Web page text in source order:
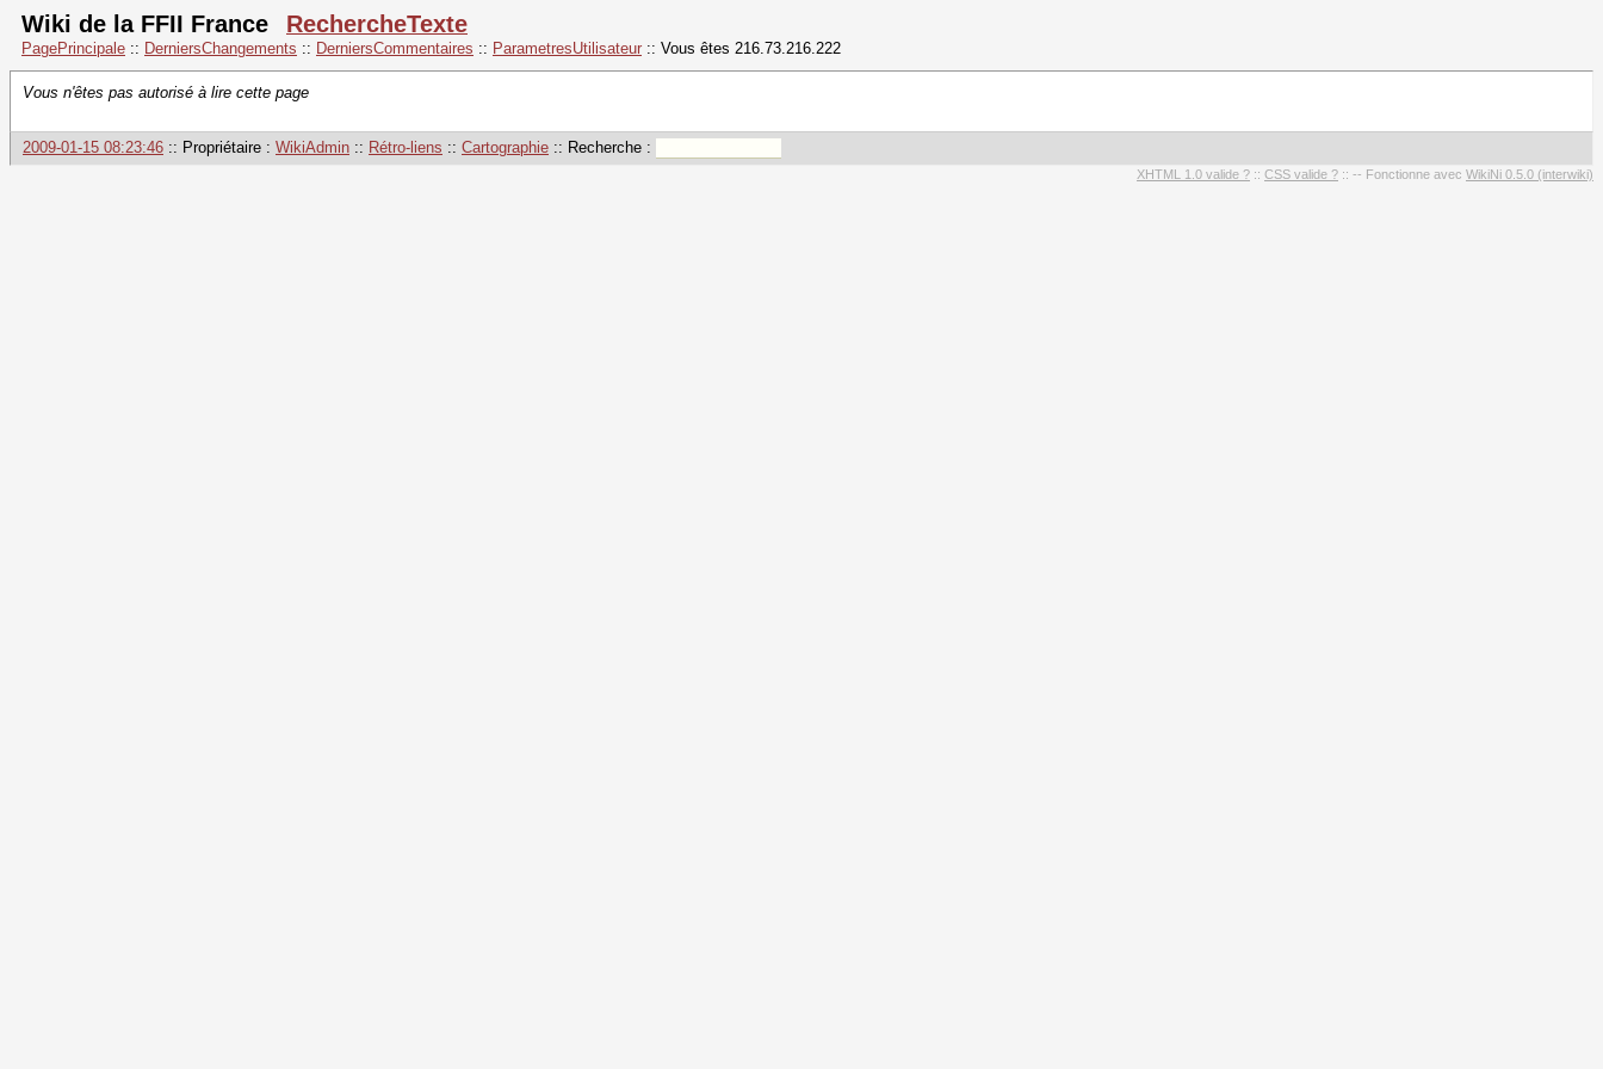
Wiki de la FFII France RechercheTexte
PagePrincipale :: DerniersChangements :: DerniersCommentaires :: ParametresUtilisateur :: Vous êtes 216.73.216.222
Vous n'êtes pas autorisé à lire cette page
2009-01-15 08:23:46 :: Propriétaire : WikiAdmin :: Rétro-liens :: Cartographie :: Recherche :
XHTML 1.0 valide ? :: CSS valide ? :: -- Fonctionne avec WikiNi 0.5.0 (interwiki)